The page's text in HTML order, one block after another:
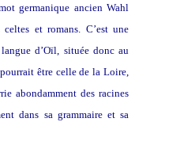
germanique ancien Wahl
et romans. C’est une
d’Oïl, située donc au
être celle de la Loire,
abondamment des racines
dans sa grammaire et sa